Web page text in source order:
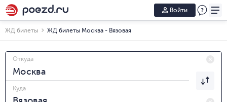
Войти
ЖД билеты ЖД билеты Москва - Вязовая
Откуда
Куда